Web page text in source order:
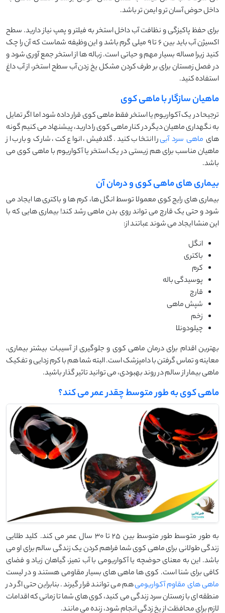
داخل حوض آسان تر و ایمن تر باشد.
برای حفظ پاکیزگی و نظافت آب داخل استخر به فیلتر و پمپ نیاز دارید. سطح
اکسیژن آب باید بین 6 تا 9 میلی گرم باشد و این وظیفه شماست که آن را چک
کنید زیرا مساله بسیار مهم و حیاتی است. زباله ها از استخر جمع آوری شود و
در فصل زمستان برای بر طرف کردن مشکل یخ زدن آب سطح استخر، از آب داغ
استفاده کنید.
ماهیان سازگار با ماهی کوی
ترجیحا در یک آکواریوم یا استخر فقط ماهی کوی قرار داده شود اما اگر تمایل
به نگهداری ماهیان دیگر در کنار ماهی کوی را دارید، پیشنهاد می کنیم گونه
های ماهی سرد آبیرا انتخاب کنید. گلدفیش، انواع کت، شارک و بارب از
ماهیان مناسب برای هم زیستی در یک استخر یا آکواریوم با ماهی کوی می
باشد.
بیماری های ماهی کوی و درمان آن
بیماری های رایج کوی معمولا توسط انگل ها، کرم ها و باکتری ها ایجاد می
شود و حتی یک قارچ می تواند روی بدن ماهی رشد کند! بیماری هایی که با
این منشا ایجاد می شوند عباتند از:
انگل
باکتری
کرم
پوسیدگی باله
قارچ
شپش ماهی
زخم
چیلودونلا
بهترین اقدام برای درمان ماهی کوی و جلوگیری از آسیبات بیشتر بیماری،
معاینه و تماس گرفتن با دامپزشک است. البته شما هم با کرم زدایی و تفکیک
ماهی بیمار از سالم در روند بهبودی، می توانید تاثیر گذار باشید.
ماهی کوی به طور متوسط چقدر عمر می کند؟
به طور متوسط طور متوسط بین 25 تا 30 سال عمر می کند. کلید طلایی
زندگی طولانی برای ماهی کوی شما فراهم کردن یک زندگی سالم برای او می
باشد. این به معنای حوضچه یا آکواریومی با آب تمیز، گیاهان زیاد و فضای
کافی برای شنا است. کوی ها ماهی های بسیار مقاومی هستند و در لیست
ماهی های مقاوم آکواریومیهم می توانند قرار گیرند. بنابراین حتی اگر در
منطقه ای با زمستان سرد زندگی می کنید، کوی های شما تا زمانی که اقدامات
لازم برای محافظت از یخ زدگی انجام شود، زنده می مانند.